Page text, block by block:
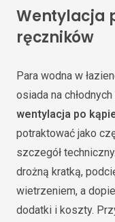
Wentylacja
ręczników
Para wodna w
osiada na
wentylacja po
potraktować jako
szczegół
drożną kratką,
wietrzeniem, a
dodatki i koszty.